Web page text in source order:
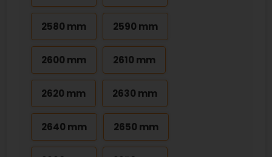
2580 mm 2590 mm
2600 mm 2610 mm
2620 mm 2630 mm
2640 mm 2650 mm